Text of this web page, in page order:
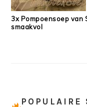
3x Pompoensoep van
smaakvol
POPULAIRE